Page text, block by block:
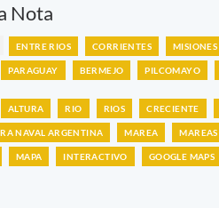
Nota
ENTRE RIOS CORRIENTES MISIONES
PARAGUAY BERMEJO PILCOMAYO
ALTURA RIO RIOS CRECIENTE
NAVAL ARGENTINA MAREA MAREAS
MAPA INTERACTIVO GOOGLE MAPS